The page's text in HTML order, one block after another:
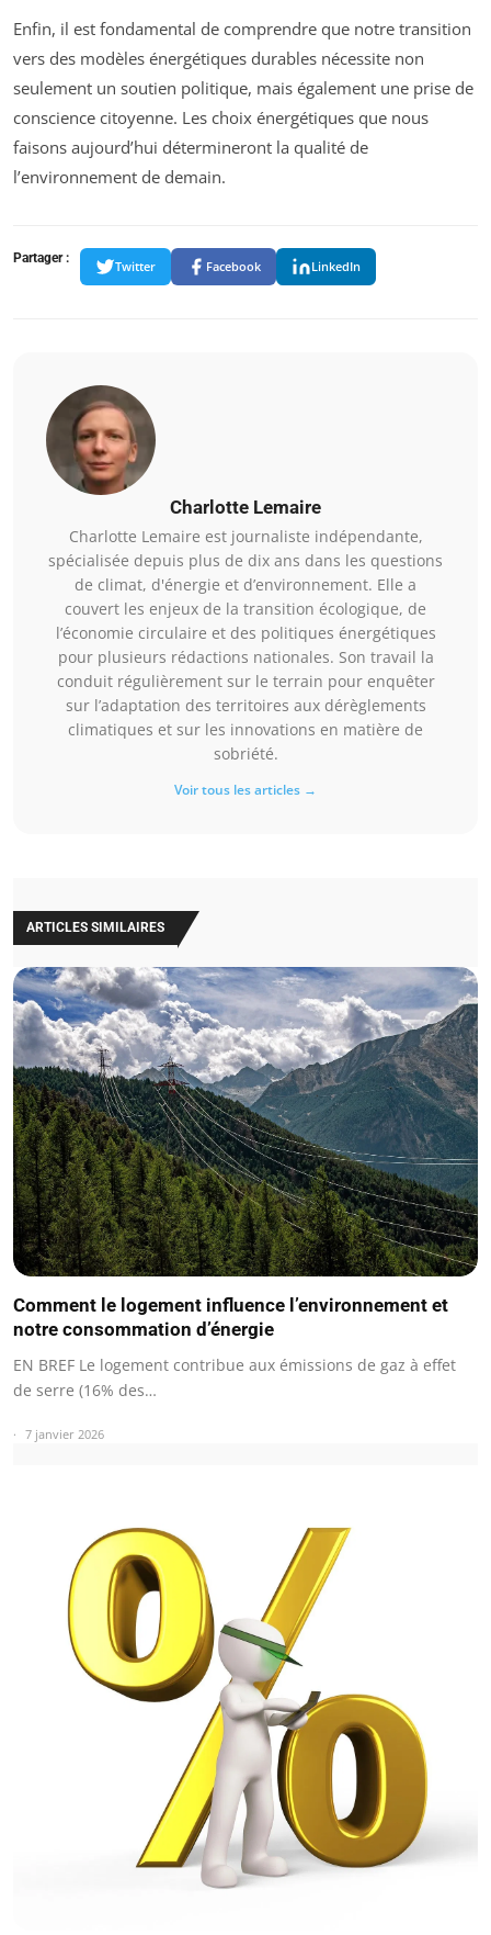
Enfin, il est fondamental de comprendre que notre transition
vers des modèles énergétiques durables nécessite non
seulement un soutien politique, mais également une prise de
conscience citoyenne. Les choix énergétiques que nous
faisons aujourd’hui détermineront la qualité de
l’environnement de demain.
Partager :
Twitter Facebook LinkedIn
Charlotte Lemaire
Charlotte Lemaire est journaliste indépendante,
spécialisée depuis plus de dix ans dans les questions
de climat, d'énergie et d’environnement. Elle a
couvert les enjeux de la transition écologique, de
l’économie circulaire et des politiques énergétiques
pour plusieurs rédactions nationales. Son travail la
conduit régulièrement sur le terrain pour enquêter
sur l’adaptation des territoires aux dérèglements
climatiques et sur les innovations en matière de
sobriété.
Voir tous les articles →
ARTICLES SIMILAIRES
Comment le logement influence l’environnement et
notre consommation d’énergie
EN BREF Le logement contribue aux émissions de gaz à effet
de serre (16% des…
7 janvier 2026